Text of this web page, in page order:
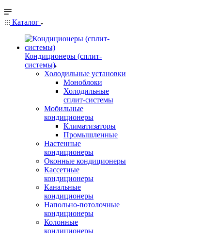
Каталог
Кондиционеры (сплит-
системы)
Холодильные установки
Моноблоки
Холодильные
сплит-системы
Мобильные
кондиционеры
Климатизаторы
Промышленные
Настенные
кондиционеры
Оконные кондиционеры
Кассетные
кондиционеры
Канальные
кондиционеры
Напольно-потолочные
кондиционеры
Колонные
кондиционеры